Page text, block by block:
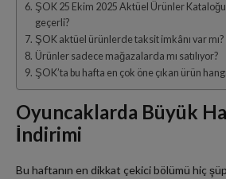
ŞOK 25 Ekim 2025 Aktüel Ürünler
geçerli?
ŞOK aktüel ürünlerde taksit imkânı var mı?
Ürünler sadece mağazalarda mı satılıyor?
ŞOK’ta bu hafta en çok öne çıkan ürün
Oyuncaklarda Büyük
İndirimi
Bu haftanın en dikkat çekici bölümü hiç